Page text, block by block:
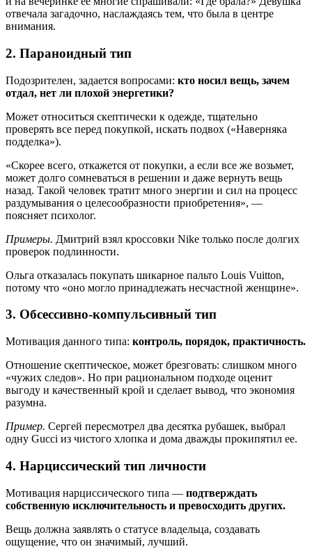
отвечала загадочно, наслаждаясь тем, что была в центре
внимания.
2. Параноидный тип
Подозрителен, задается вопросами: кто носил вещь, зачем
отдал, нет ли плохой энергетики?
Может относиться скептически к одежде, тщательно
проверять все перед покупкой, искать подвох («Наверняка
подделка»).
«Скорее всего, откажется от покупки, а если все же возьмет,
может долго сомневаться в решении и даже вернуть вещь
назад. Такой человек тратит много энергии и сил на процесс
раздумывания о целесообразности приобретения», —
поясняет психолог.
Примеры. Дмитрий взял кроссовки Nike только после долгих
проверок подлинности.
Ольга отказалась покупать шикарное пальто Louis Vuitton,
потому что «оно могло принадлежать несчастной женщине».
3. Обсессивно-компульсивный тип
Мотивация данного типа: контроль, порядок, практичность.
Отношение скептическое, может брезговать: слишком много
«чужих следов». Но при рациональном подходе оценит
выгоду и качественный крой и сделает вывод, что экономия
разумна.
Пример. Сергей пересмотрел два десятка рубашек, выбрал
одну Gucci из чистого хлопка и дома дважды прокипятил ее.
4. Нарциссический тип личности
Мотивация нарциссического типа — подтверждать
собственную исключительность и превосходить других.
Вещь должна заявлять о статусе владельца, создавать
ощущение, что он значимый, лучший.